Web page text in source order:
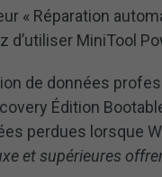
« Réparation
d’utiliser MiniTool
de données
Édition
perdues lorsque
et supérieures